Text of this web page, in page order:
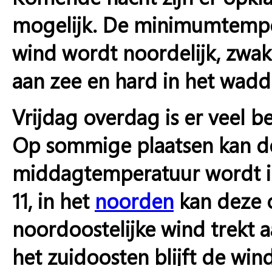
mogelijk. De
wind wordt noordelijk,
aan zee en hard in het
Vrijdag overdag is er veel
Op sommige plaatsen kan
middagtemperatuur wordt
11, in het noorden kan deze
noordoostelijke wind trekt
het zuidoosten blijft de